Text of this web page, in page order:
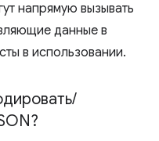
напрямую вызывать
данные в
в использовании.
/